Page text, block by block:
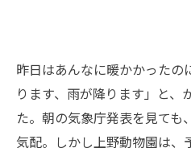
昨日はあんなに暖かかったの
ります、雨が降ります」と、
た。朝の気象庁発表を見ても
気配。しかし上野動物園は